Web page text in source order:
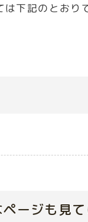
下記のとおり
ージも見